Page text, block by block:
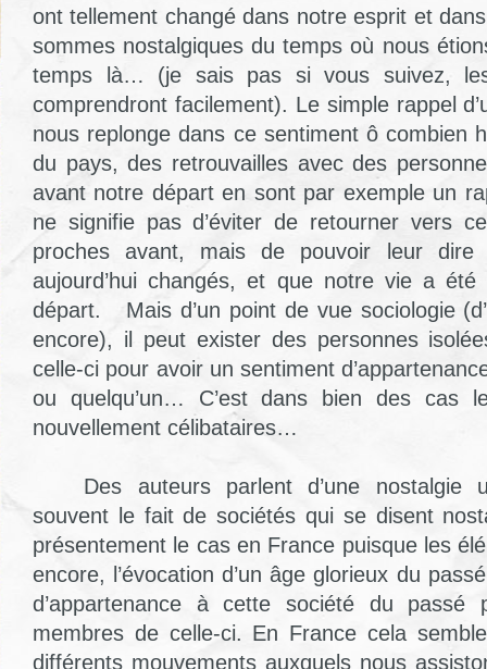
ont tellement changé dans notre esprit et
sommes nostalgiques du temps où nous
temps là… (je sais pas si vous suivez,
comprendront facilement). Le simple rappel
nous replonge dans ce sentiment ô combien
du pays, des retrouvailles avec des
avant notre départ en sont par exemple un
ne signifie pas d’éviter de retourner vers
proches avant, mais de pouvoir leur dire
aujourd’hui changés, et que notre vie a
départ.
Mais d’un point de vue sociologie
encore), il peut exister des personnes
celle-ci pour avoir un sentiment
ou quelqu’un… C’est dans bien des cas
nouvellement célibataires…
Des auteurs parlent d’une nostalgie
souvent le fait de sociétés qui se disent
présentement le cas en France puisque les
encore, l’évocation d’un âge glorieux du
d’appartenance à cette société du passé
membres de celle-ci. En France cela
différents mouvements auxquels nous